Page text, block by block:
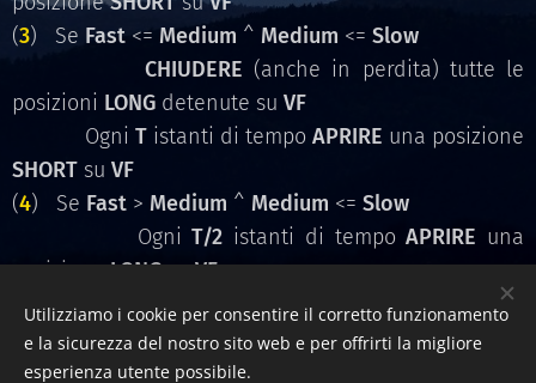
(3) Se Fast <= Medium ^ Medium <= Slow
CHIUDERE (anche in perdita) tutte le
posizioni LONG detenute su VF
Ogni Tistanti di tempo APRIRE una posizione
SHORT su VF
(4) Se Fast > Medium ^ Medium <= Slow
OgniT/2 istanti di tempoAPRIRE una
posizioneLONGsuVF
Utilizziamo i cookie per consentire il corretto funzionamento
e la sicurezza del nostro sito web e per offrirti la migliore
esperienza utente possibile.